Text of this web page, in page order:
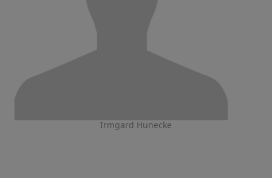
Irmgard Hunecke